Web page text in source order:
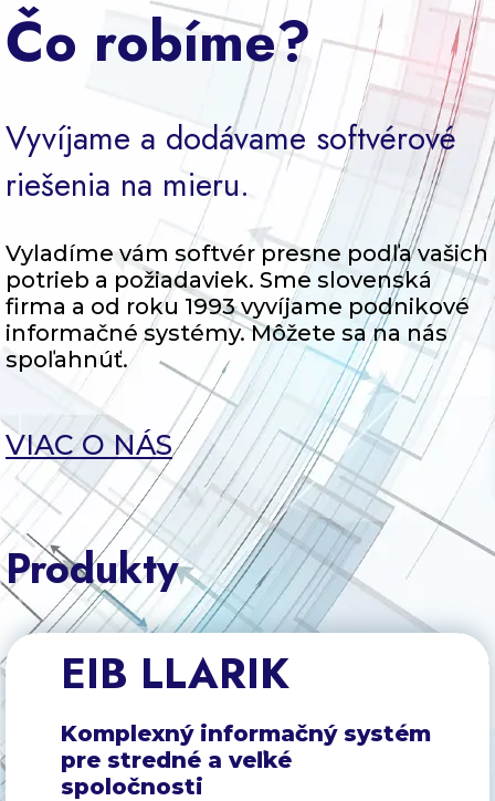
Čo robíme?
Vyvíjame a dodávame softvérové
riešenia na mieru.
Vyladíme vám softvér presne podľa vašich
potrieb a požiadaviek. Sme slovenská
firma a od roku 1993 vyvíjame podnikové
informačné systémy. Môžete sa na nás
spoľahnúť.
VIAC O NÁS
Produkty
EIB LLARIK
Komplexný informačný systém
pre stredné a veľké
spoločnosti